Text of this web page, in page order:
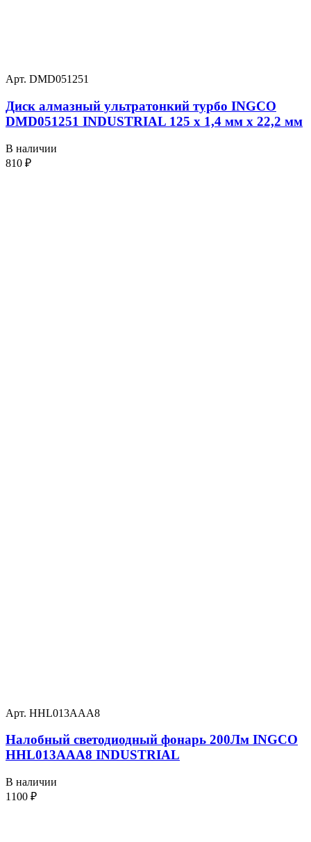
Арт. DMD051251
Диск алмазный ультратонкий турбо INGCO
DMD051251 INDUSTRIAL 125 х 1,4 мм x 22,2 мм
В наличии
810 ₽
Арт. HHL013AAA8
Налобный светодиодный фонарь 200Лм INGCO
HHL013AAA8 INDUSTRIAL
В наличии
1100 ₽